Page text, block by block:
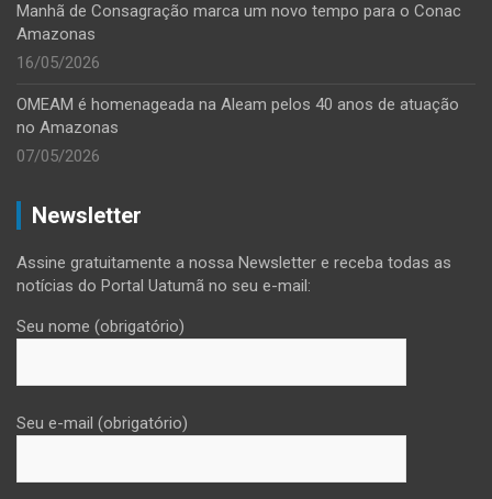
Manhã de Consagração marca um novo tempo para o Conac
Amazonas
16/05/2026
OMEAM é homenageada na Aleam pelos 40 anos de atuação
no Amazonas
07/05/2026
Newsletter
Assine gratuitamente a nossa Newsletter e receba todas as
notícias do Portal Uatumã no seu e-mail:
Seu nome (obrigatório)
Seu e-mail (obrigatório)